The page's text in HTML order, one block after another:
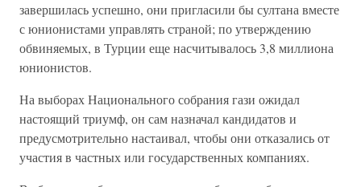
завершилась успешно, они пригласили бы султана вместе
с юнионистами управлять страной; по утверждению
обвиняемых, в Турции еще насчитывалось 3,8 миллиона
юнионистов.
На выборах Национального собрания гази ожидал
настоящий триумф, он сам назначал кандидатов и
предусмотрительно настаивал, чтобы они отказались от
участия в частных или государственных компаниях.